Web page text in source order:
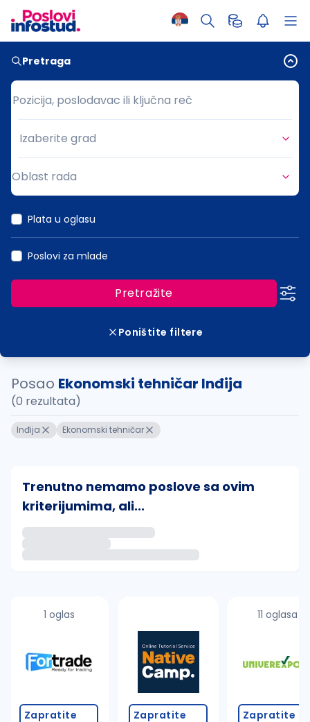
Pretraga
Pozicija, poslodavac ili ključna reč
Pozicija, poslodavac ili ključna reč
Grad
Izaberite grad
Oblast rada
Plata u oglasu
Poslovi za mlade
Pretražite
Poništite filtere
Posao Ekonomski tehničar Inđija
(0 rezultata)
Inđija Ekonomski tehničar
Trenutno nemamo poslove sa ovim
kriterijumima, ali...
proverite pravopisne greške (koristite č, ć, š, đ,
povećajte radijus za odabrani grad
promenite odabrane filtere pretrage
1 oglas
Zapratite Zapratite
11 oglasa
Zapratite